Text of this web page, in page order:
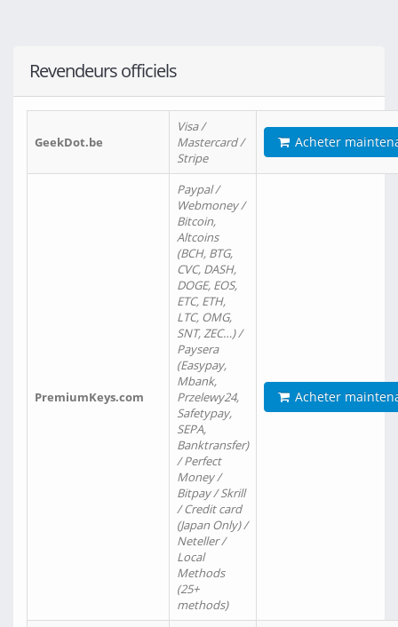
Revendeurs officiels
GeekDot.be
Visa /
Mastercard /
Stripe
Acheter
PremiumKeys.com
Paypal /
Webmoney /
Bitcoin,
Altcoins
(BCH, BTG,
CVC, DASH,
DOGE, EOS,
ETC, ETH,
LTC, OMG,
SNT, ZEC…) /
Paysera
(Easypay,
Mbank,
Przelewy24,
Safetypay,
SEPA,
Banktransfer)
/ Perfect
Money /
Bitpay / Skrill
/ Credit card
(Japan Only) /
Neteller /
Local
Methods
(25+
methods)
Acheter